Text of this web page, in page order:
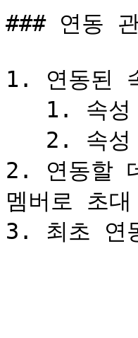
### 연동
1. 연동된
2. 연동할
멤버로 초